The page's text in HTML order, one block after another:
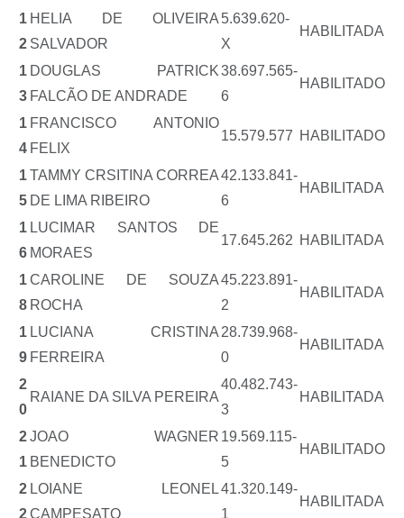
1
2
HELIA DE OLIVEIRA
SALVADOR
5.639.620-
X
HABILITADA
1
3
DOUGLAS PATRICK
FALCÃO DE ANDRADE
38.697.565-
6
HABILITADO
1
4
FRANCISCO ANTONIO
FELIX
15.579.577 HABILITADO
1
5
TAMMY CRSITINA CORREA
DE LIMA RIBEIRO
42.133.841-
6
HABILITADA
1
6
LUCIMAR SANTOS DE
MORAES
17.645.262 HABILITADA
1
8
CAROLINE DE SOUZA
ROCHA
45.223.891-
2
HABILITADA
1
9
LUCIANA CRISTINA
FERREIRA
28.739.968-
0
HABILITADA
2
0
RAIANE DA SILVA PEREIRA
40.482.743-
3
HABILITADA
2
1
JOAO WAGNER
BENEDICTO
19.569.115-
5
HABILITADO
2
2
LOIANE LEONEL
CAMPESATO
41.320.149-
1
HABILITADA